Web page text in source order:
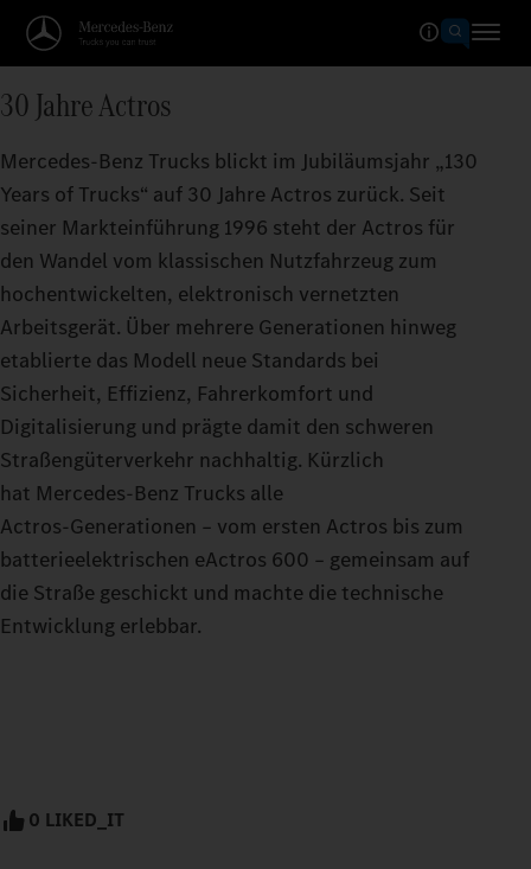
30 Jahre Actros
Mercedes‑Benz Trucks blickt im Jubiläumsjahr „130
Years of Trucks“ auf 30 Jahre Actros zurück. Seit
seiner Markteinführung 1996 steht der Actros für
den Wandel vom klassischen Nutzfahrzeug zum
hochentwickelten, elektronisch vernetzten
Arbeitsgerät. Über mehrere Generationen hinweg
etablierte das Modell neue Standards bei
Sicherheit, Effizienz, Fahrerkomfort und
Digitalisierung und prägte damit den schweren
Straßengüterverkehr nachhaltig. Kürzlich
hat Mercedes-Benz Trucks alle
Actros‑Generationen – vom ersten Actros bis zum
batterieelektrischen eActros 600 – gemeinsam auf
die Straße geschickt und machte die technische
Entwicklung erlebbar.
0 LIKED_IT